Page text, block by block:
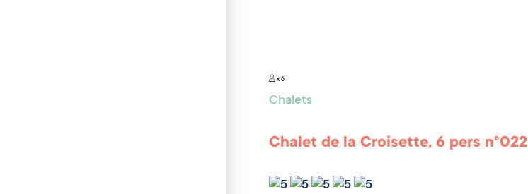
x 6
Chalets
Chalet de la Croisette, 6 pers n°022